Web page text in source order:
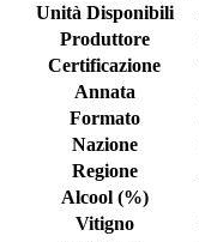
Unità Disponibili
Produttore
Certificazione
Annata
Formato
Nazione
Regione
Alcool (%)
Vitigno